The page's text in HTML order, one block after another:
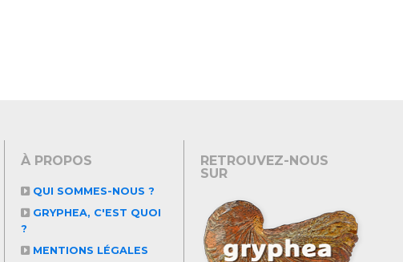
À PROPOS
QUI SOMMES-NOUS ?
GRYPHEA, C'EST QUOI
?
MENTIONS LÉGALES
RETROUVEZ-NOUS
SUR